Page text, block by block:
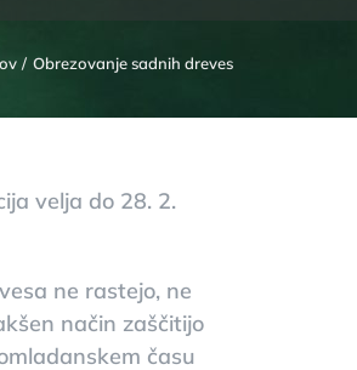
Obrezovanje sadnih dreves
velja do 28. 2.
ne rastejo, ne
način zaščitijo
času